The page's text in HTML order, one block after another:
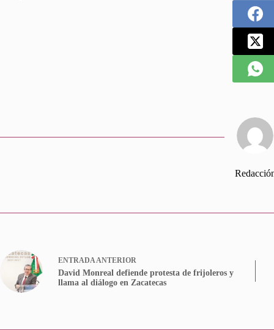
ENTRADAANTERIOR
David Monreal defiende protesta de frijoleros y
llama al diálogo en Zacatecas